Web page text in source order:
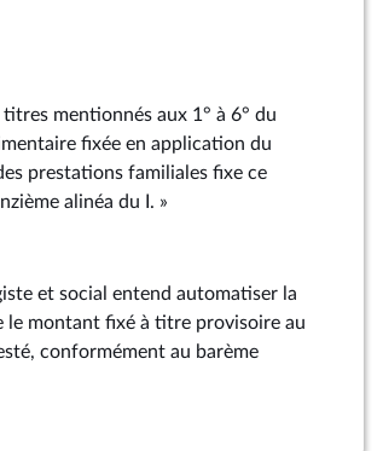
titres mentionnés aux 1° à 6° du
fixée en application du
prestations familiales fixe ce
alinéa du I. »
et social entend automatiser la
le montant fixé à titre provisoire au
conformément au barème